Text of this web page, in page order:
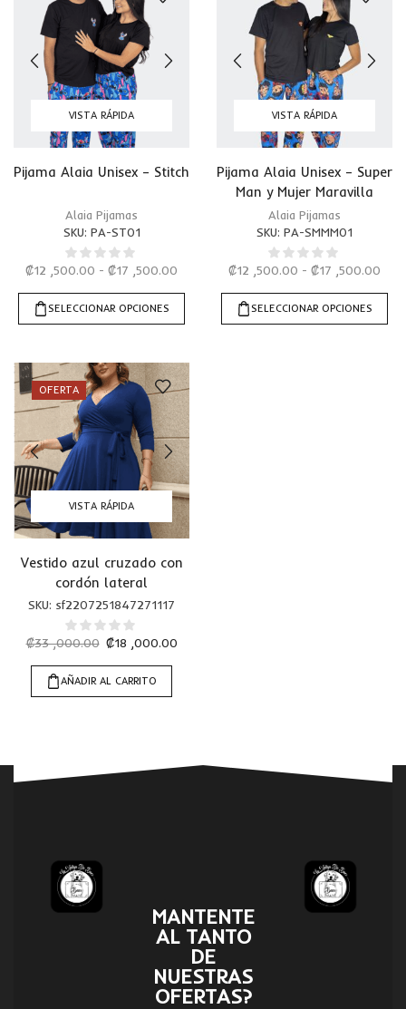
VISTA RÁPIDA
Pijama Alaia Unisex – Stitch
Alaia Pijamas
SKU: PA-ST01
₡12 ,500.00 - ₡17 ,500.00
SELECCIONAR OPCIONES
VISTA RÁPIDA
Pijama Alaia Unisex – Super
Man y Mujer Maravilla
Alaia Pijamas
SKU: PA-SMMM01
₡12 ,500.00 - ₡17 ,500.00
SELECCIONAR OPCIONES
OFERTA
VISTA RÁPIDA
Vestido azul cruzado con
cordón lateral
SKU: sf2207251847271117
₡33 ,000.00 ₡18 ,000.00
AÑADIR AL CARRITO
MANTENTE
AL TANTO
DE
NUESTRAS
OFERTAS?